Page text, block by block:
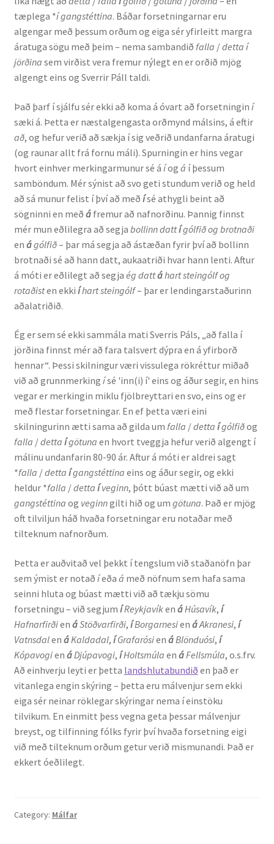
Þjónusta
Rannsóknir
Máltækni
Orðalyklar og orðafar
Orðhlutafræði
Samtímasetningafræði
Söguleg setningafræði
Hljóð og hljóðkerfi
Staða íslenskunnar
Ritverk og erindi
Bækur
Önnur ritverk
Ritrýndar greinar
Óritrýnt fræðilegt efni
Málfarspistlar
Fræðilegir fyrirlestrar
Ýmis erindi
Blaðaefni
Administration
CV
Publications
Research
Teaching
tæplega *í gangstéttina. Báðar forsetningarnar eru
algengar með þessum orðum og eiga sér yfirleitt margra
áratuga sögu með þeim – nema sambandið falla /detta í
jörðina sem virðist vera fremur nýlegt en er orðið mjög
algengt eins og Sverrir Páll taldi.
Það þarf í sjálfu sér ekki að koma á óvart að forsetningin í
sæki á. Þetta er næstalgengasta orðmynd málsins, á eftir
að, og hefur verið að sækja í sig veðrið undanfarna áratugi
(og raunar allt frá fornu máli). Spurningin er hins vegar
hvort einhver merkingarmunur sé á íog á í þessum
samböndum. Mér sýnist að svo geti stundum verið og held
að sá munur felist í því að með ísé athygli beint að
sögninni en með áfremur að nafnorðinu. Þannig finnst
mér mun eðlilegra að segja bollinn dattígólfið og brotnaði
en ágólfið– þar má segja að ástæðan fyrir því að bollinn
brotnaði sé að hann datt, aukaatriði hvar hann lenti. Aftur
á móti er eðlilegt að segja ég dattáhart steingólf og
rotaðisten ekki íhart steingólf– þar er lendingarstaðurinn
aðalatriðið.
Ég er sem sé ekki sammála mati Sverris Páls, „að falla í
jörðina finnst mér að fara talsvert dýpra en á yfirborð
hennar“. Þessi skilningur væri vissulega rökréttur miðað
við að grunnmerking ísé 'inn(i) í' eins og áður segir, en hins
vegar er merkingin miklu fjölbreyttari en svo, eins og er
með flestar forsetningar. En ef þetta væri eini
skilningurinn ætti sama að gilda um falla /detta ígólfiðog
falla /detta ígötuna en hvort tveggja hefur verið algengt í
málinu undanfarin 80-90 ár. Aftur á móti er aldrei sagt
*falla /detta ígangstéttina eins og áður segir, og ekki
heldur *falla /detta íveginn, þótt búast mætti við að um
gangstéttina og veginngilti hið og um götuna. Það er mjög
oft tilviljun háð hvaða forsetningar eru notaðar með
tilteknum nafnorðum.
Þetta er auðvitað vel þekkt í tengslum við staðanöfn þar
sem ýmist er notað íeða á með nöfnum sem hafa sama
seinni hluta og búast mætti við að tækju sömu
forsetningu – við segjum íReykjavíken áHúsavík, í
Hafnarfirðien áStöðvarfirði, íBorgarnesien áAkranesi, í
Vatnsdalen áKaldadal, íGrafarósien áBlönduósi, í
Kópavogien áDjúpavogi, íHoltsmúla en áFellsmúla, o.s.frv.
Að einhverju leyti er þetta landshlutabundið en það er
vitanlega engin skýring – þetta eru málvenjur sem ekki
eiga sér neinar röklegar skýringar nema í einstöku
tilvikum. En einmitt þess vegna geta þessar málvenjur
breyst, og tilfinning fólks fyrir því hvaða forsetning eigi
við með tilteknum orðum getur verið mismunandi. Það er
ekkert óeðlilegt.
Category: Málfar